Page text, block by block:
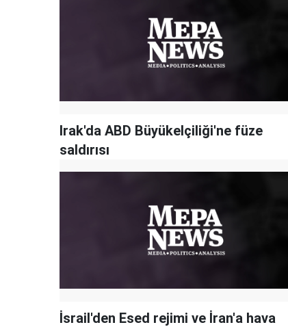
Irak'da ABD Büyükelçiliği'ne füze
saldırısı
İsrail'den Esed rejimi ve İran'a hava